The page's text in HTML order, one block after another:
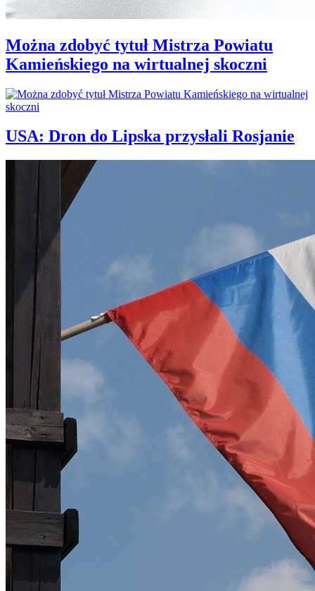
Można zdobyć tytuł Mistrza Powiatu
Kamieńskiego na wirtualnej skoczni
USA: Dron do Lipska przysłali Rosjanie